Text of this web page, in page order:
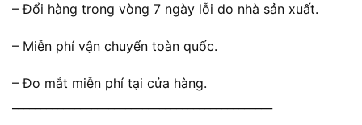
– Đổi hàng trong vòng 7 ngày lỗi do nhà sản xuất.
– Miễn phí vận chuyển toàn quốc.
– Đo mắt miễn phí tại cửa hàng.